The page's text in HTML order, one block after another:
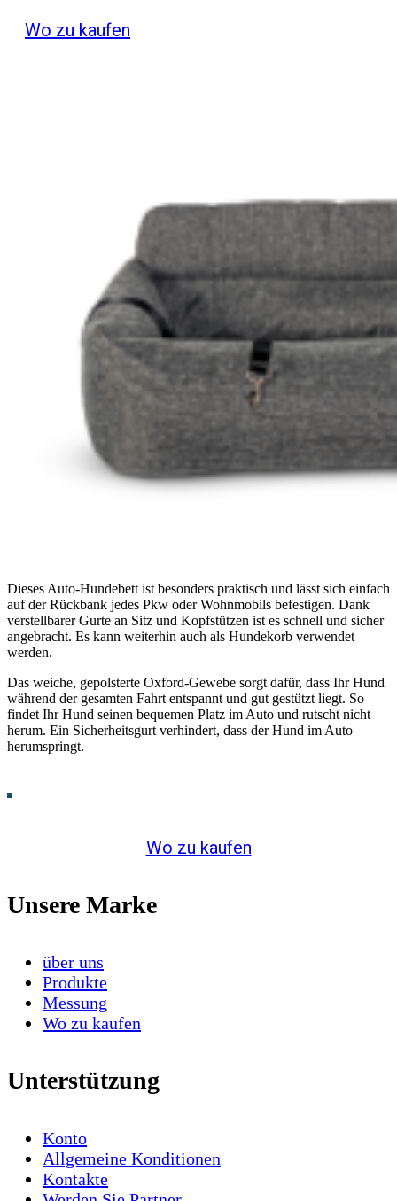
Wo zu kaufen
Dieses Auto-Hundebett ist besonders praktisch und lässt sich einfach
auf der Rückbank jedes Pkw oder Wohnmobils befestigen. Dank
verstellbarer Gurte an Sitz und Kopfstützen ist es schnell und sicher
angebracht. Es kann weiterhin auch als Hundekorb verwendet
werden.
Das weiche, gepolsterte Oxford-Gewebe sorgt dafür, dass Ihr Hund
während der gesamten Fahrt entspannt und gut gestützt liegt. So
findet Ihr Hund seinen bequemen Platz im Auto und rutscht nicht
herum. Ein Sicherheitsgurt verhindert, dass der Hund im Auto
herumspringt.
Wo zu kaufen
Unsere Marke
über uns
Produkte
Messung
Wo zu kaufen
Unterstützung
Konto
Allgemeine Konditionen
Kontakte